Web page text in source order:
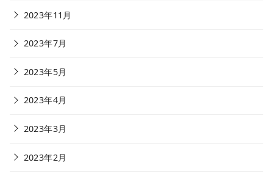
2023年11月
2023年7月
2023年5月
2023年4月
2023年3月
2023年2月